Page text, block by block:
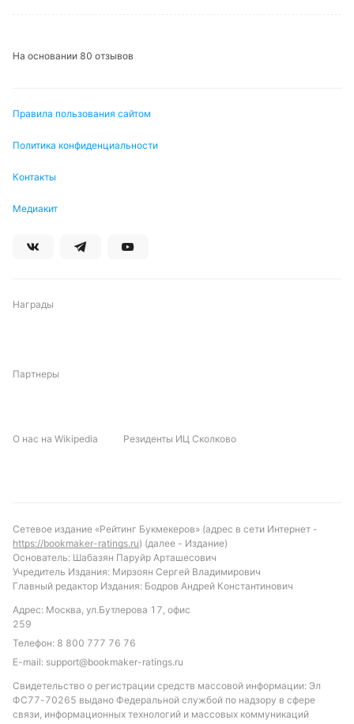
На основании 80 отзывов
Правила пользования сайтом
Политика конфиденциальности
Контакты
Медиакит
Награды
Партнеры
О нас на Wikipedia Резиденты ИЦ Сколково
Сетевое издание «Рейтинг Букмекеров» (адрес в сети Интернет -
https://bookmaker-ratings.ru) (далее - Издание)
Основатель: Шабазян Паруйр Арташесович
Учредитель Издания: Мирзоян Сергей Владимирович
Главный редактор Издания: Бодров Андрей Константинович
Адрес: Москва, ул.Бутлерова 17, офис
259
Телефон: 8 800 777 76 76
E-mail: support@bookmaker-ratings.ru
Свидетельство о регистрации средств массовой информации: Эл
ФС77-70265 выдано Федеральной службой по надзору в сфере
связи, информационных технологий и массовых коммуникаций